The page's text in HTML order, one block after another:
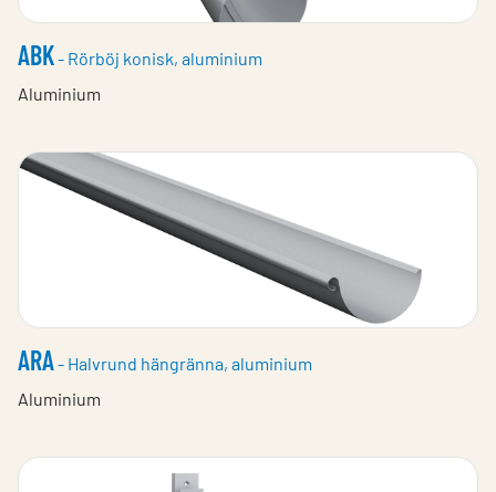
ABK- Rörböj konisk, aluminium
Aluminium
ARA- Halvrund hängränna, aluminium
Aluminium